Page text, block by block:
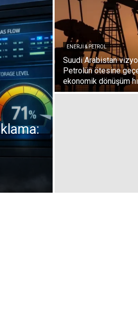
ENERJI & PETROL
Suudi Arabistan
Petrolün ötesine
ekonomik dönüşüm